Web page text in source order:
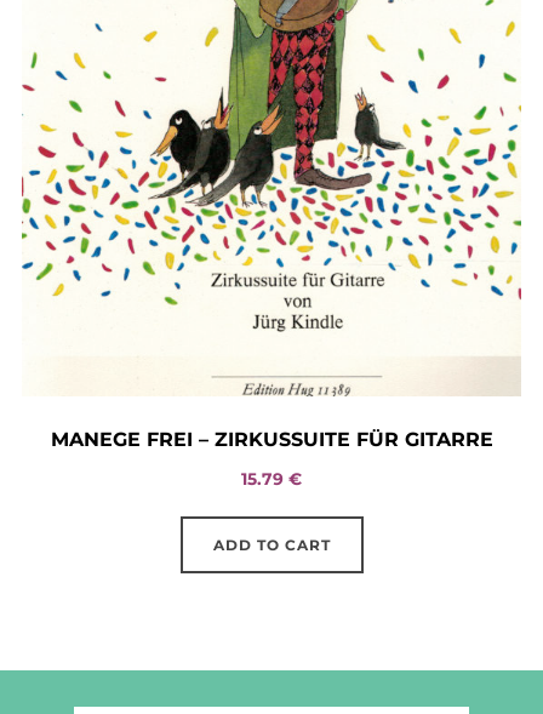
MANEGE FREI – ZIRKUSSUITE FÜR GITARRE
15.79 €
ADD TO CART